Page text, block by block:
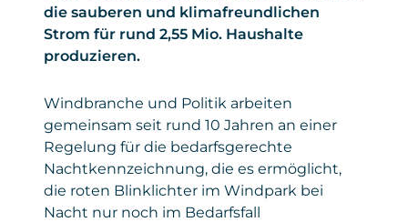
die sauberen und klimafreundlichen
Strom für rund 2,55 Mio. Haushalte
produzieren.
Windbranche und Politik arbeiten
gemeinsam seit rund 10 Jahren an einer
Regelung für die bedarfsgerechte
Nachtkennzeichnung, die es ermöglicht,
die roten Blinklichter im Windpark bei
Nacht nur noch im Bedarfsfall